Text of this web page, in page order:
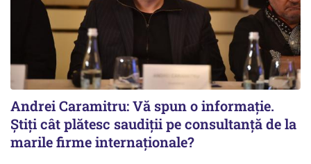
Andrei Caramitru: Vă spun o informație.
Știți cât plătesc saudiții pe consultanță de la
marile firme internaționale?